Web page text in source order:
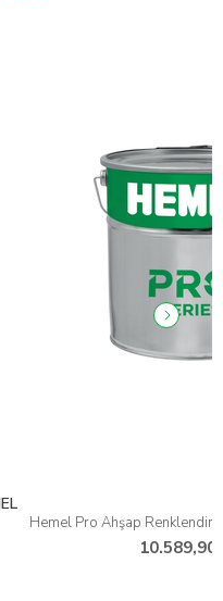
SA 1188 Kızıl Ceviz